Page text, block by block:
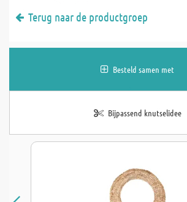
Terug naar de productgroep
Besteld samen met
Bijpassend knutselidee